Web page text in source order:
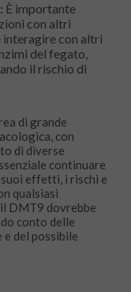
È importante
con altri
con altri
del fegato,
il rischio di
di grande
con
di diverse
continuare
effetti, i rischi e
qualsiasi
DMT9 dovrebbe
conto delle
del possibile